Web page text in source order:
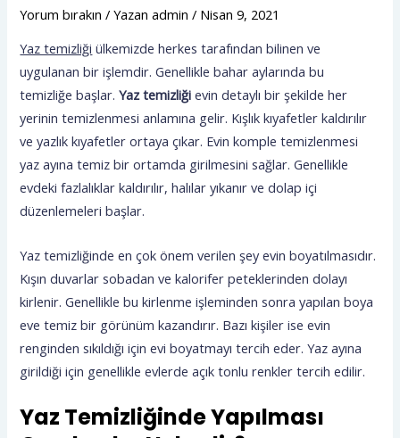
Yorum bırakın / Yazan admin/ Nisan 9, 2021
Yaz temizliği ülkemizde herkes tarafından bilinen ve
uygulanan bir işlemdir. Genellikle bahar aylarında bu
temizliğe başlar.Yaz temizliği evin detaylı bir şekilde her
yerinin temizlenmesi anlamına gelir. Kışlık kıyafetler kaldırılır
ve yazlık kıyafetler ortaya çıkar. Evin komple temizlenmesi
yaz ayına temiz bir ortamda girilmesini sağlar. Genellikle
evdeki fazlalıklar kaldırılır, halılar yıkanır ve dolap içi
düzenlemeleri başlar.
Yaz temizliğinde en çok önem verilen şey evin boyatılmasıdır.
Kışın duvarlar sobadan ve kalorifer peteklerinden dolayı
kirlenir. Genellikle bu kirlenme işleminden sonra yapılan boya
eve temiz bir görünüm kazandırır. Bazı kişiler ise evin
renginden sıkıldığı için evi boyatmayı tercih eder. Yaz ayına
girildiği için genellikle evlerde açık tonlu renkler tercih edilir.
Yaz Temizliğinde Yapılması